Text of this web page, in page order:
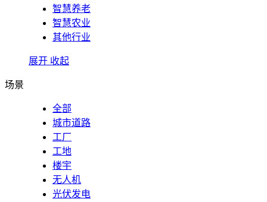
智慧养老
智慧农业
其他行业
展开 收起
场景
全部
城市道路
工厂
工地
楼宇
无人机
光伏发电